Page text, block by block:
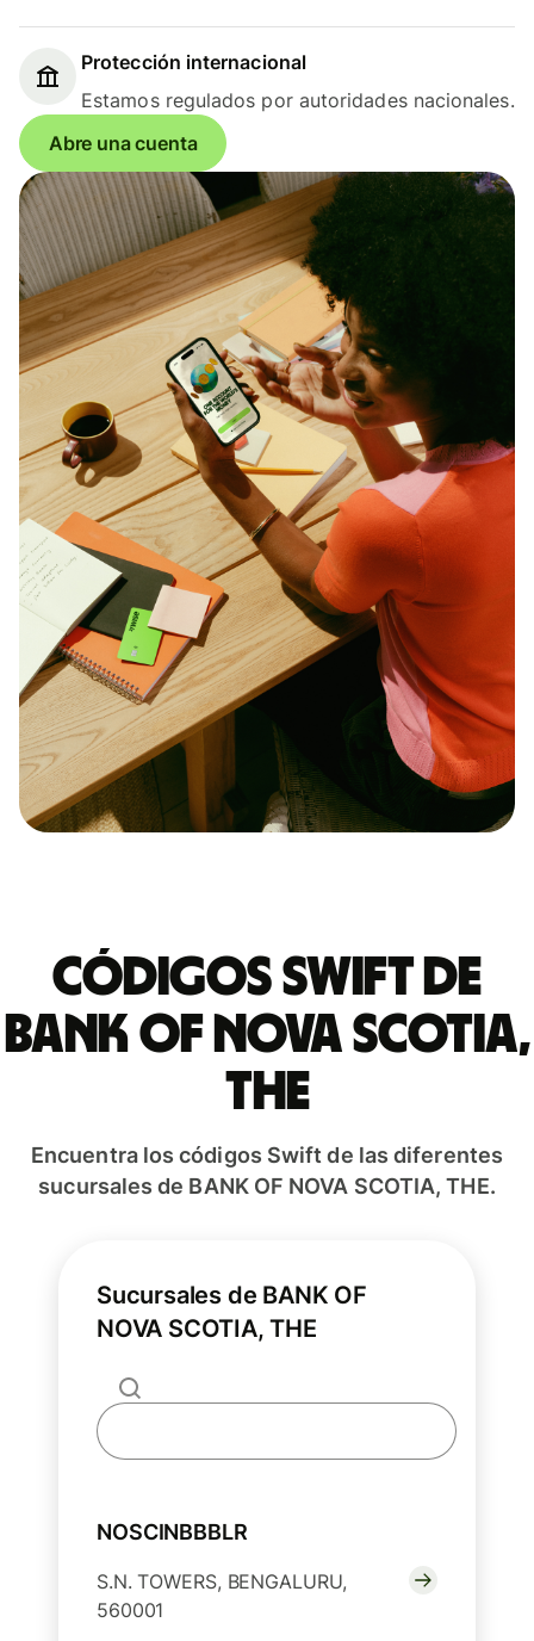
Protección internacional
Estamos regulados por autoridades nacionales.
Abre una cuenta
Códigos Swift de
BANK OF NOVA SCOTIA,
THE
Encuentra los códigos Swift de las diferentes
sucursales de BANK OF NOVA SCOTIA, THE.
Sucursales de BANK OF
NOVA SCOTIA, THE
NOSCINBBBLR
S.N. TOWERS, BENGALURU,
560001